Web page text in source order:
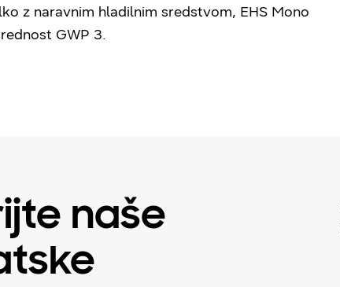
z naravnim hladilnim sredstvom, EHS Mono
GWP 3.
naše